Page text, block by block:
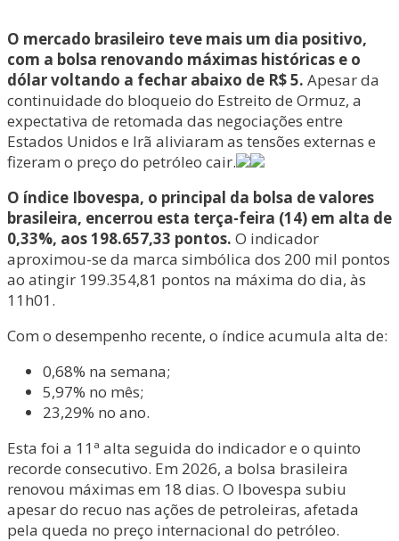
O mercado brasileiro teve mais um dia positivo,
com a bolsa renovando máximas históricas e o
dólar voltando a fechar abaixo de R$ 5. Apesar da
continuidade do bloqueio do Estreito de Ormuz, a
expectativa de retomada das negociações entre
Estados Unidos e Irã aliviaram as tensões externas e
fizeram o preço do petróleo cair.
O índice Ibovespa, o principal da bolsa de valores
brasileira, encerrou esta terça-feira (14) em alta de
0,33%, aos 198.657,33 pontos. O indicador
aproximou-se da marca simbólica dos 200 mil pontos
ao atingir 199.354,81 pontos na máxima do dia, às
11h01.
Com o desempenho recente, o índice acumula alta de:
0,68% na semana;
5,97% no mês;
23,29% no ano.
Esta foi a 11ª alta seguida do indicador e o quinto
recorde consecutivo. Em 2026, a bolsa brasileira
renovou máximas em 18 dias. O Ibovespa subiu
apesar do recuo nas ações de petroleiras, afetada
pela queda no preço internacional do petróleo.